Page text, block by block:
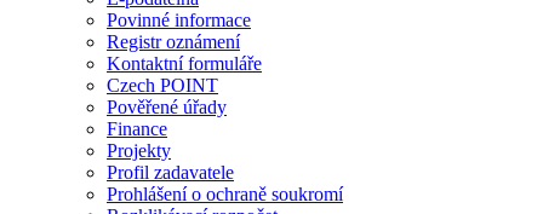
Povinné informace
Registr oznámení
Kontaktní formuláře
Czech POINT
Pověřené úřady
Finance
Projekty
Profil zadavatele
Prohlášení o ochraně soukromí